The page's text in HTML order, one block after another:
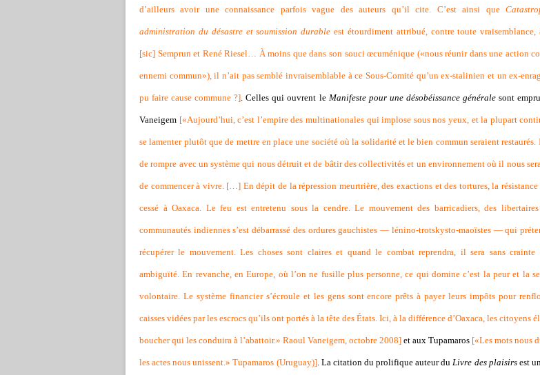
d’ailleurs avoir une connaissance parfois vague des auteurs qu’il cite. C’est ainsi que
administration du désastre et soumission durable est étourdiment attribué, contre toute vraisemblance,
[sic] Semprun et René Riesel… À moins que dans son souci œcuménique («nous réunir dans une action
ennemi commun»), il n’ait pas semblé invraisemblable à ce Sous-Comité qu’un ex-stalinien et un ex-
pu faire cause commune ?]. Celles qui ouvrent le Manifeste pour une désobéissance généralesont
Vaneigem [«Aujourd’hui, c’est l’empire des multinationales qui implose sous nos yeux, et la plupart
se lamenter plutôt que de mettre en place une société où la solidarité et le bien commun seraient restaurés.
de rompre avec un système qui nous détruit et de bâtir des collectivités et un environnement où il nous
de commencer à vivre. […] En dépit de la répression meurtrière, des exactions et des tortures, la résistance
cessé à Oaxaca. Le feu est entretenu sous la cendre. Le mouvement des barricadiers, des
communautés indiennes s’est débarrassé des ordures gauchistes — lénino-trotskysto-maoïstes — qui
récupérer le mouvement. Les choses sont claires et quand le combat reprendra, il sera sans crainte
ambiguïté. En revanche, en Europe, où l’on ne fusille plus personne, ce qui domine c’est la peur et la
volontaire. Le système financier s’écroule et les gens sont encore prêts à payer leurs impôts pour
caisses vidées par les escrocs qu’ils ont portés à la tête des États. Ici, à la différence d’Oaxaca, les citoyens
boucher qui les conduira à l’abattoir.» Raoul Vaneigem, octobre 2008] et aux Tupamaros [«Les mots nous
les actes nous unissent.» Tupamaros (Uruguay)]. La citation du prolifique auteur duLivre des plaisirsest